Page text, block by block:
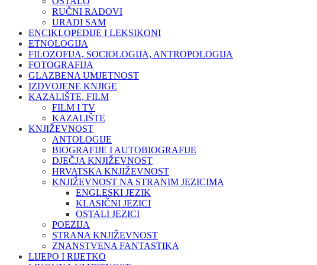
RUČNI RADOVI
URADI SAM
ENCIKLOPEDIJE I LEKSIKONI
ETNOLOGIJA
FILOZOFIJA, SOCIOLOGIJA, ANTROPOLOGIJA
FOTOGRAFIJA
GLAZBENA UMJETNOST
IZDVOJENE KNJIGE
KAZALIŠTE, FILM
FILM I TV
KAZALIŠTE
KNJIŽEVNOST
ANTOLOGIJE
BIOGRAFIJE I AUTOBIOGRAFIJE
DJEČJA KNJIŽEVNOST
HRVATSKA KNJIŽEVNOST
KNJIŽEVNOST NA STRANIM JEZICIMA
ENGLESKI JEZIK
KLASIČNI JEZICI
OSTALI JEZICI
POEZIJA
STRANA KNJIŽEVNOST
ZNANSTVENA FANTASTIKA
LIJEPO I RIJETKO